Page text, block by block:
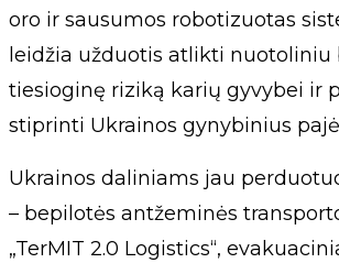
oro ir sausumos robotizuotas
leidžia užduotis atlikti nuotoliniu
tiesioginę riziką karių gyvybei ir
stiprinti Ukrainos gynybinius
Ukrainos daliniams jau
– bepilotės antžeminės
„TerMIT 2.0 Logistics“,